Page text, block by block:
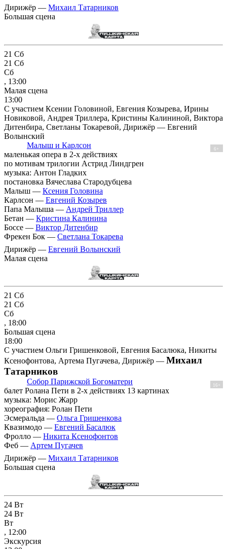
Дирижёр — Михаил Татарников
Большая сцена
21 Сб
21 Сб
Сб
, 13:00
Малая сцена
13:00
С участием Ксении Головиной, Евгения Козырева, Ирины
Новиковой, Андрея Триллера, Кристины Калининой, Виктора
Дитенбира, Светланы Токаревой, Дирижёр — Евгений
Волынский
Малыш и Карлсон
6+
маленькая опера в 2-х действиях
по мотивам трилогии Астрид Линдгрен
музыка: Антон Гладких
постановка Вячеслава Стародубцева
Малыш — Ксения Головина
Карлсон — Евгений Козырев
Папа Малыша — Андрей Триллер
Бетан — Кристина Калинина
Боссе — Виктор Дитенбир
Фрекен Бок — Светлана Токарева
Дирижёр — Евгений Волынский
Малая сцена
21 Сб
21 Сб
Сб
, 18:00
Большая сцена
18:00
С участием Ольги Гришенковой, Евгения Басалюка, Никиты
Ксенофонтова, Артема Пугачева, Дирижёр — Михаил
Татарников
Собор Парижской Богоматери 16+
балет Ролана Пети в 2-х действиях 13 картинах
музыка: Морис Жарр
хореография: Ролан Пети
Эсмеральда — Ольга Гришенкова
Квазимодо — Евгений Басалюк
Фролло — Никита Ксенофонтов
Феб — Артем Пугачев
Дирижёр — Михаил Татарников
Большая сцена
24 Вт
24 Вт
Вт
, 12:00
Экскурсия